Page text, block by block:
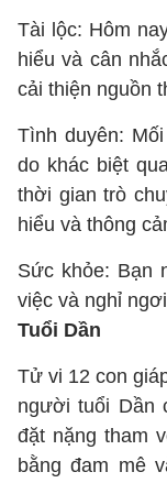
Tài lộc: Hôm
hiểu và cân
cải thiện nguồn
Tình duyên:
do khác biệt
thời gian trò
hiểu và thông
Sức khỏe: Bạn
việc và nghỉ
Tuổi Dần
Tử vi 12 con
người tuổi Dần
đặt nặng tham
bằng đam mê